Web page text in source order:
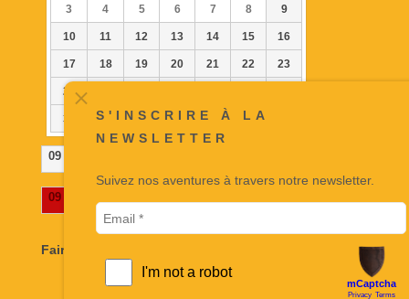
3 4 5 6 7 8 9
10 11 12 13 14 15 16
17 18 19 20 21 22 23
24
31
09
09 - Réservé
Faire la réservation ici
S'INSCRIRE À LA
NEWSLETTER
Suivez nos aventures à travers notre newsletter.